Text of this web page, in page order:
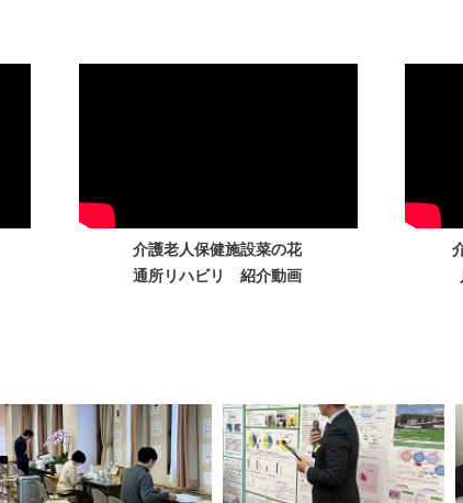
介護老人保健施設菜の花
通所リハビリ 紹介動画